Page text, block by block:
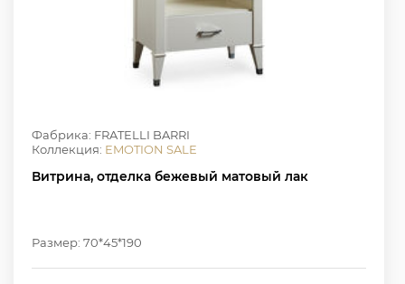
Фабрика: FRATELLI BARRI
Коллекция: EMOTION SALE
Витрина, отделка бежевый матовый лак
Размер: 70*45*190